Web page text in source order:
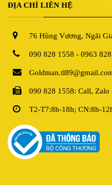
ĐỊA CHỈ LIÊN HỆ
76 Hùng Vương, Ngãi
090 828 1558 - 0963
090 828 1558: Call, Zalo
T2-T7:8h-18h; CN:8h-